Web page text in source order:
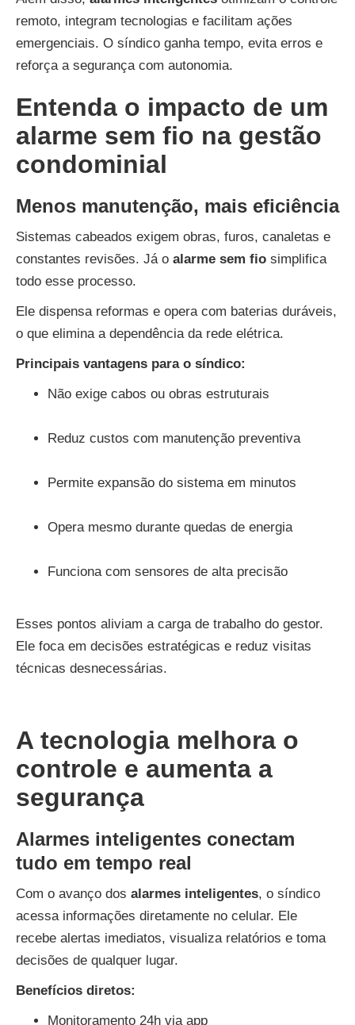
remoto, integram tecnologias e facilitam ações
emergenciais. O síndico ganha tempo, evita erros e
reforça a segurança com autonomia.
Entenda o impacto de um
alarme sem fio na gestão
condominial
Menos manutenção, mais eficiência
Sistemas cabeados exigem obras, furos, canaletas e
constantes revisões. Já o alarme sem fio simplifica
todo esse processo.
Ele dispensa reformas e opera com baterias duráveis,
o que elimina a dependência da rede elétrica.
Principais vantagens para o síndico:
Não exige cabos ou obras estruturais
Reduz custos com manutenção preventiva
Permite expansão do sistema em minutos
Opera mesmo durante quedas de energia
Funciona com sensores de alta precisão
Esses pontos aliviam a carga de trabalho do gestor.
Ele foca em decisões estratégicas e reduz visitas
técnicas desnecessárias.
A tecnologia melhora o
controle e aumenta a
segurança
Alarmes inteligentes conectam
tudo em tempo real
Com o avanço dos alarmes inteligentes, o síndico
acessa informações diretamente no celular. Ele
recebe alertas imediatos, visualiza relatórios e toma
decisões de qualquer lugar.
Benefícios diretos:
Monitoramento 24h via app